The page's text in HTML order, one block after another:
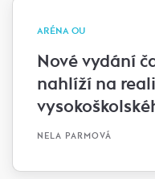
ARÉNA OU
Nové vydání
nahlíží na
NELA PARMOVÁ